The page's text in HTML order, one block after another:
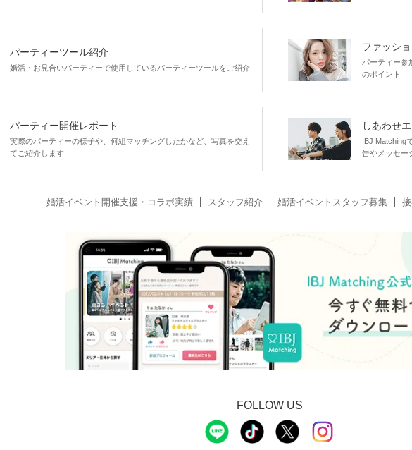
パーティーツール紹介
婚活・お見合いパーティーで使用しているパーティーツールをご紹介
ファッシ
パーティー参
のポイント
パーティー開催レポート
実際のパーティーの様子や、何組マッチングしたかなど、写真を交え
てご紹介します
しあわせ
IBJ Matching
告やメッセー
婚活イベント開催支援・コラボ実績 スタッフ紹介 婚活イベントスタッフ募集
FOLLOW US